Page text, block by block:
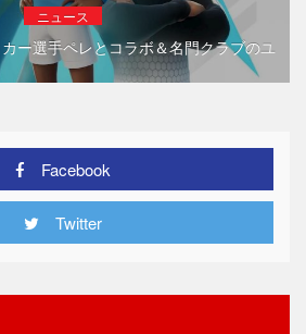
ニュース
ー選手ペレとコラボ＆名門クラブのユ
Facebook
Twitter